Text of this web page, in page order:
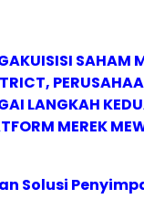
SAHAM
LANGKAH
MEREK
Solusi